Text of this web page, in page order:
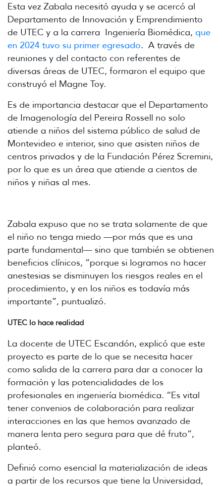
Esta vez Zabala necesitó ayuda y se acercó al
Departamento de Innovación y Emprendimiento
de UTEC y a la carrera Ingeniería Biomédica, que
en 2024 tuvo su primer egresado. A través de
reuniones y del contacto con referentes de
diversas áreas de UTEC, formaron el equipo que
construyó el Magne Toy.
Es de importancia destacar que el Departamento
de Imagenología del Pereira Rossell no solo
atiende a niños del sistema público de salud de
Montevideo e interior, sino que asisten niños de
centros privados y de la Fundación Pérez Scremini,
por lo que es un área que atiende a cientos de
niños y niñas al mes.
Zabala expuso que no se trata solamente de que
el niño no tenga miedo —por más que es una
parte fundamental— sino que también se obtienen
beneficios clínicos, “porque si logramos no hacer
anestesias se disminuyen los riesgos reales en el
procedimiento, y en los niños es todavía más
importante”, puntualizó.
UTEC lo hace realidad
La docente de UTEC Escandón, explicó que este
proyecto es parte de lo que se necesita hacer
como salida de la carrera para dar a conocer la
formación y las potencialidades de los
profesionales en ingeniería biomédica. “Es vital
tener convenios de colaboración para realizar
interacciones en las que hemos avanzado de
manera lenta pero segura para que dé fruto”,
planteó.
Definió como esencial la materialización de ideas
a partir de los recursos que tiene la Universidad,